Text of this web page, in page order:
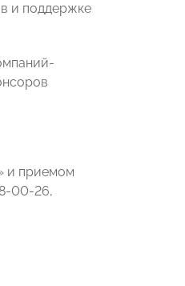
и поддержке
и приемом
00-26,